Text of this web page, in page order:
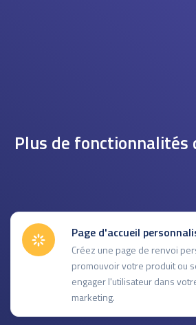
Plus de fonctionnalités
Page d'accueil
Créez une page de renvoi
promouvoir votre produit ou
engager l'utilisateur dans
marketing.